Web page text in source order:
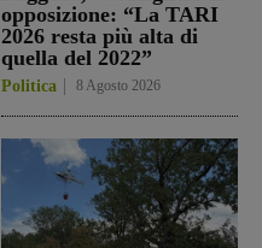
opposizione: “La TARI
2026 resta più alta di
quella del 2022”
Politica 8 Agosto 2026